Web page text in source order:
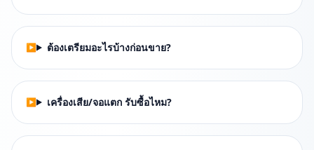
ต้องเตรียมอะไรบ้างก่อนขาย?
เครื่องเสีย/จอแตก รับซื้อไหม?